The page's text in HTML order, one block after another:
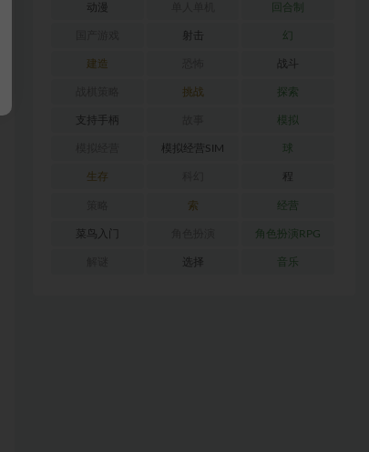
动漫 回合制
射击 幻
建造 战斗
挑战 探索
支持手柄 模拟
模拟经营SIM 球
生存 程
索 经营
菜鸟入门 角色扮演RPG
选择 音乐